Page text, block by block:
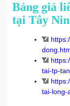
Bảng giá
tại Tây
📶
📶
tai-tp-
📶
tai-long-